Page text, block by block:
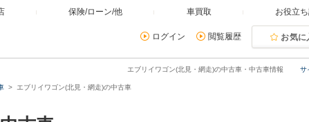
保険/ローン/他 車買取 お役立
ログイン 閲覧履歴 お気に
サ
エブリイワゴン(北見・網走)の中古車・中古車情報
エブリイワゴン(北見・網走)の中古車